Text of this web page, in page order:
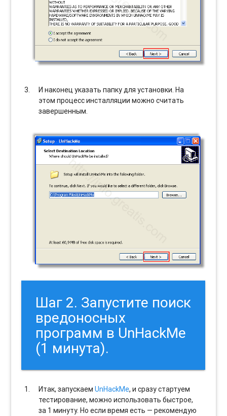
И наконец указать папку для установки. На
этом процесс инсталляции можно считать
завершенным.
Шаг 2. Запустите поиск
вредоносных
программ в UnHackMe
(1 минута).
Итак, запускаемUnHackMe, и сразу стартуем
тестирование, можно использовать быстрое,
за 1 минуту. Но если время есть — рекомендую